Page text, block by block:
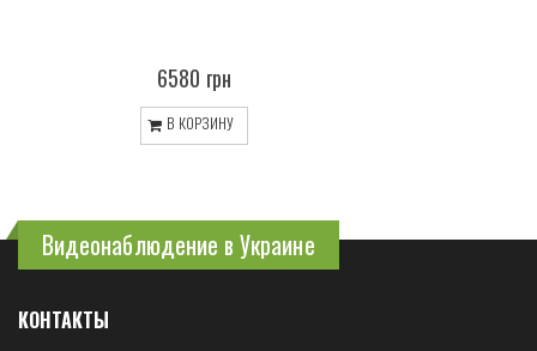
6580 грн
В КОРЗИНУ
Видеонаблюдение в Украине
КОНТАКТЫ